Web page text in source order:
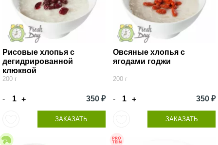
Рисовые хлопья с
дегидрированной
клюквой
200 г
- + 350 ₽
ЗАКАЗАТЬ
Овсяные хлопья с
ягодами годжи
200 г
- + 350 ₽
ЗАКАЗАТЬ